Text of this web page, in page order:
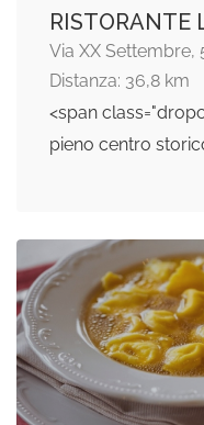
RISTORANTE
Via XX Settembre,
Distanza: 36,8 km
<span
pieno centro